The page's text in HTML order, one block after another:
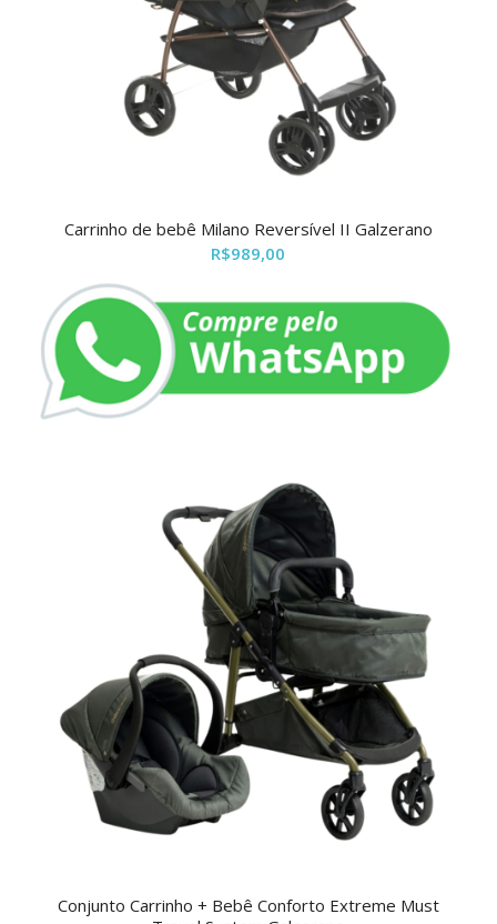
Carrinho de bebê Milano Reversível II Galzerano
R$989,00
Conjunto Carrinho + Bebê Conforto Extreme Must